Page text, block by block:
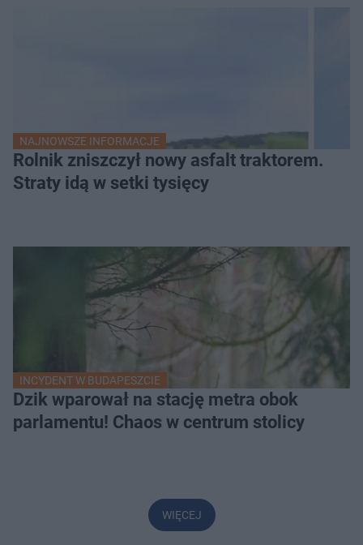
NAJNOWSZE INFORMACJE
Rolnik zniszczył nowy asfalt traktorem.
Straty idą w setki tysięcy
INCYDENT W BUDAPESZCIE
Dzik wparował na stację metra obok
parlamentu! Chaos w centrum stolicy
WIĘCEJ